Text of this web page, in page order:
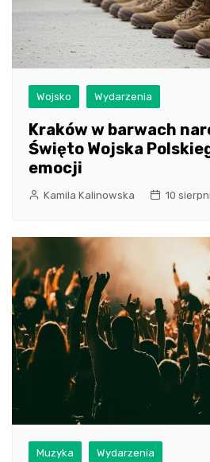
Wojsko Wydarzenia
Kraków w barwach
Święto Wojska
emocji
Kamila Kalinowska 10
Muzyka Wydarzenia